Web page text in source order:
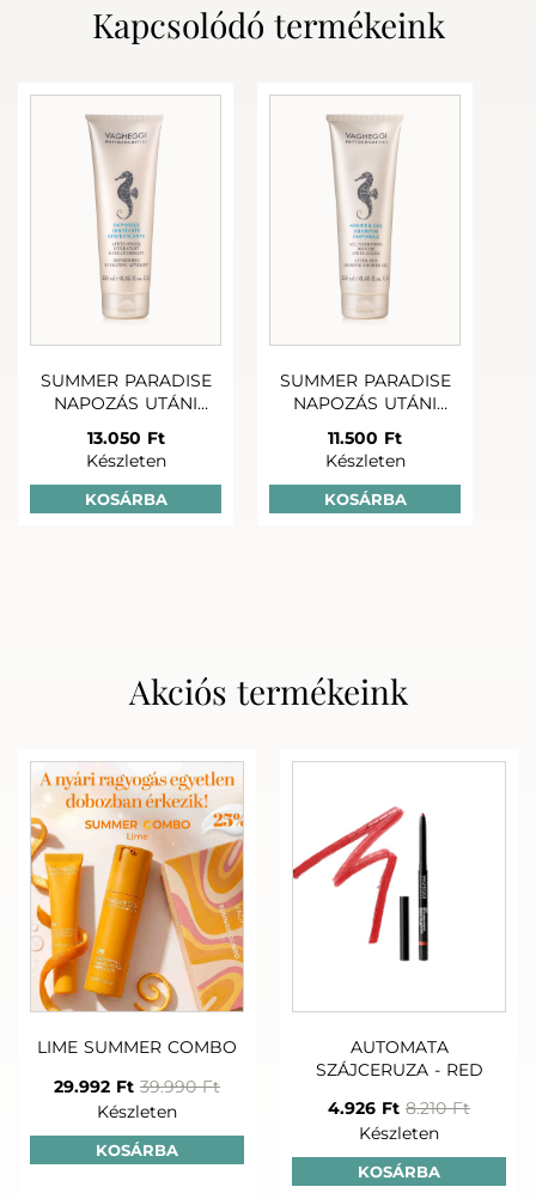
TESTRADÍR 200ml
20.670 Ft
Készleten
INTENZÍV
BARNÍTÓKRÉM
14.580 Ft
Készleten
NAPOZÓ
Pro rutin
BODY SPA TÁPLÁLÓ
TESTRADÍR 200ml
+
SUMMER PARADISE
INTENZÍV
+
SUMMER
NAPOZÓ
Kapcsolódó termékeink
SUMMER PARADISE
NAPOZÁS UTÁNI
13.050 Ft
Készleten
KOSÁRBA
SUMMER PARADISE
NAPOZÁS UTÁNI
SAMPON 250 ML
11.500 Ft
Készleten
KOSÁRBA
Akciós termékeink
LIME SUMMER COMBO
29.992 Ft 39.990 Ft
Készleten
KOSÁRBA
AUTOMATA
SZÁJCERUZA - RED
4.926 Ft 8.210 Ft
Készleten
KOSÁRBA